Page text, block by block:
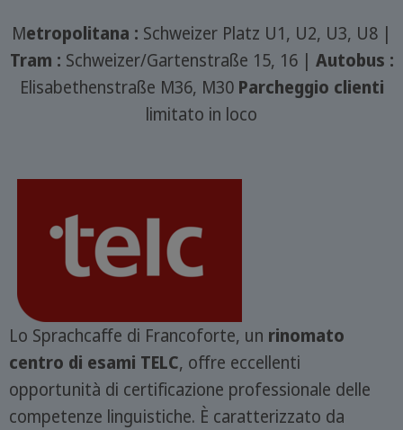
Metropolitana : Schweizer Platz U1, U2, U3, U8 |
Tram : Schweizer/Gartenstraße 15, 16 | Autobus :
Elisabethenstraße M36, M30 Parcheggio clienti
limitato in loco
Lo Sprachcaffe di Francoforte, un rinomato
centro di esami TELC, offre eccellenti
opportunità di certificazione professionale delle
competenze linguistiche. È caratterizzato da